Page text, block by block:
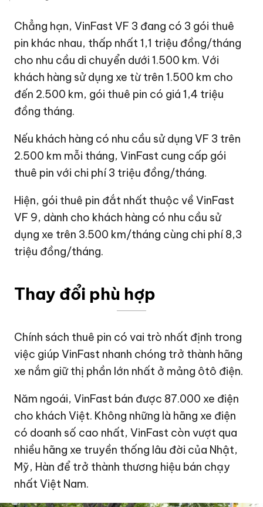
Chẳng hạn, VinFast VF 3 đang có 3 gói thuê
pin khác nhau, thấp nhất 1,1 triệu đồng/tháng
cho nhu cầu di chuyển dưới 1.500 km. Với
khách hàng sử dụng xe từ trên 1.500 km cho
đến 2.500 km, gói thuê pin có giá 1,4 triệu
đồng tháng.
Nếu khách hàng có nhu cầu sử dụng VF 3 trên
2.500 km mỗi tháng, VinFast cung cấp gói
thuê pin với chi phí 3 triệu đồng/tháng.
Hiện, gói thuê pin đắt nhất thuộc về VinFast
VF 9, dành cho khách hàng có nhu cầu sử
dụng xe trên 3.500 km/tháng cùng chi phí 8,3
triệu đồng/tháng.
Thay đổi phù hợp
Chính sách thuê pin có vai trò nhất định trong
việc giúp VinFast nhanh chóng trở thành hãng
xe nắm giữ thị phần lớn nhất ở mảng ôtô điện.
Năm ngoái, VinFast bán được 87.000 xe điện
cho khách Việt. Không những là hãng xe điện
có doanh số cao nhất, VinFast còn vượt qua
nhiều hãng xe truyền thống lâu đời của Nhật,
Mỹ, Hàn để trở thành thương hiệu bán chạy
nhất Việt Nam.